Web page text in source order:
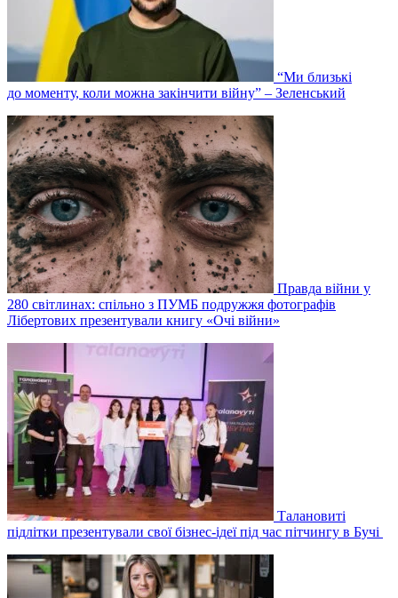
“Ми близькі
до моменту, коли можна закінчити війну” – Зеленський
Правда війни у
280 світлинах: спільно з ПУМБ подружжя фотографів
Лібертових презентували книгу «Очі війни»
Талановиті
підлітки презентували свої бізнес-ідеї під час пітчингу в Бучі